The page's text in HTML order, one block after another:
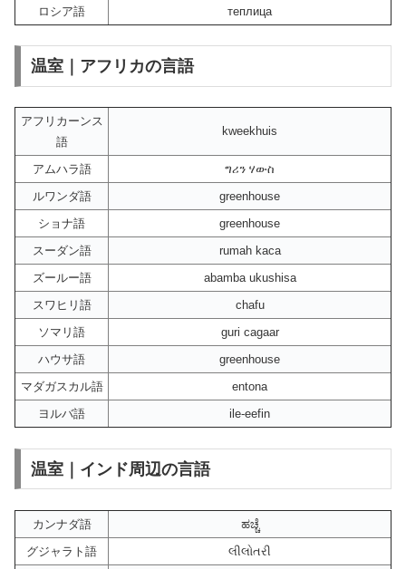
ロシア語
теплица
温室｜アフリカの言語
アフリカーンス
語
kweekhuis
アムハラ語
ግሪን ሃውስ
ルワンダ語
greenhouse
ショナ語
greenhouse
スーダン語
rumah kaca
ズールー語
abamba ukushisa
スワヒリ語
chafu
ソマリ語
guri cagaar
ハウサ語
greenhouse
マダガスカル語
entona
ヨルバ語
ile-eefin
温室｜インド周辺の言語
カンナダ語
ಹಚ್ಚೆ
グジャラト語
લીલોતરી